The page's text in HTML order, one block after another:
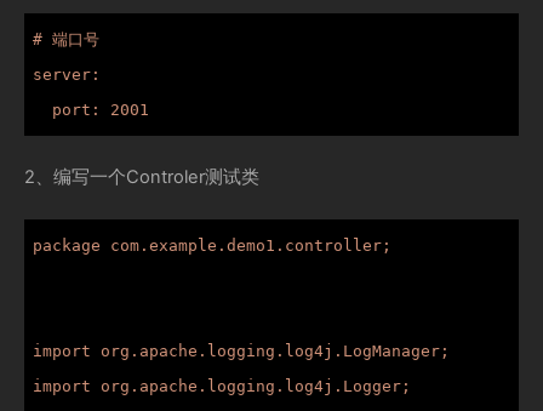
# 端口号
server:
2、编写一个Controler测试类
package com.example.demo1.controller;
import org.apache.logging.log4j.LogManager;
import org.apache.logging.log4j.Logger;